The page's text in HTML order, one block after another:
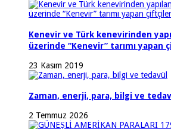
Kenevir ve Türk kenevirinden
üzerinde “Kenevir” tarımı
23 Kasım 2019
Zaman, enerji, para, bilgi ve
2 Temmuz 2026